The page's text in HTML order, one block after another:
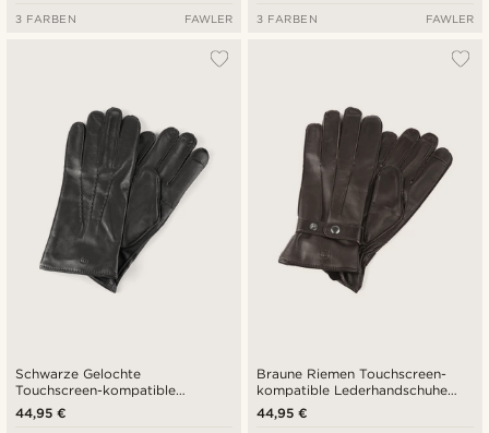
3 FARBEN FAWLER 3 FARBEN FAWLER
Schwarze Gelochte
Touchscreen-kompatible
Lederhandschuhe aus Schafleder
44,95 €
Braune Riemen Touchscreen-
kompatible Lederhandschuhe
aus Schafleder
44,95 €